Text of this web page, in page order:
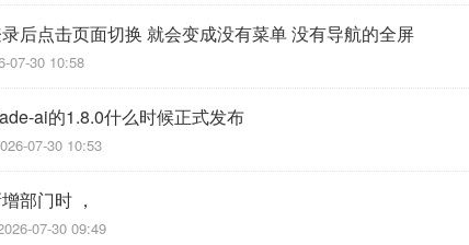
后点击页面切换 就会变成没有菜单 没有导航的全屏
07-30 10:58
ai的1.8.0什么时候正式发布
07-30 10:53
部门时 ，
07-30 09:49